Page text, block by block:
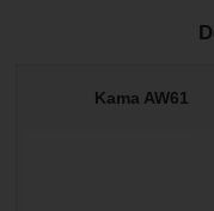
Nebyla
Kama AW61